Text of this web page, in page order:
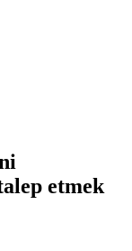
etmek